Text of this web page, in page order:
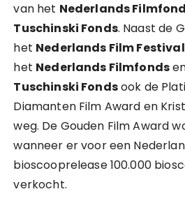
van het Nederlands
Tuschinski Fonds. Naast de
het Nederlands Film Festival
het Nederlands Filmfonds
Tuschinski Fondsook de
Diamanten Film Award en
weg. De Gouden Film Award
wanneer er voor een
bioscooprelease 100.000
verkocht.